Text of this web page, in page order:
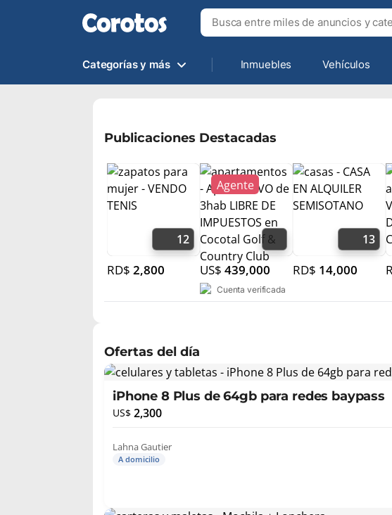
Categorías y más Inmuebles Vehículos
Publicaciones Destacadas
12
RD$ 2,800 US$ 439,000
Cuenta verificada
13
RD$ 14,000
Ofertas del día
iPhone 8 Plus de 64gb para redes baypass
US$ 2,300
Lahna Gautier
A domicilio